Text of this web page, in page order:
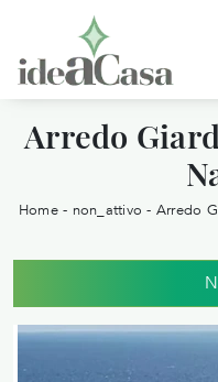
Arredo
Home- non_attivo - Arredo